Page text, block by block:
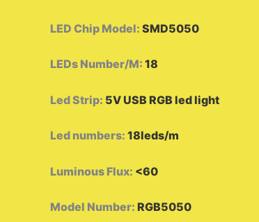
LED Chip Model: SMD5050
LEDs Number/M: 18
Led Strip: 5V USB RGB led light
Led numbers: 18leds/m
Luminous Flux: <60
Model Number: RGB5050